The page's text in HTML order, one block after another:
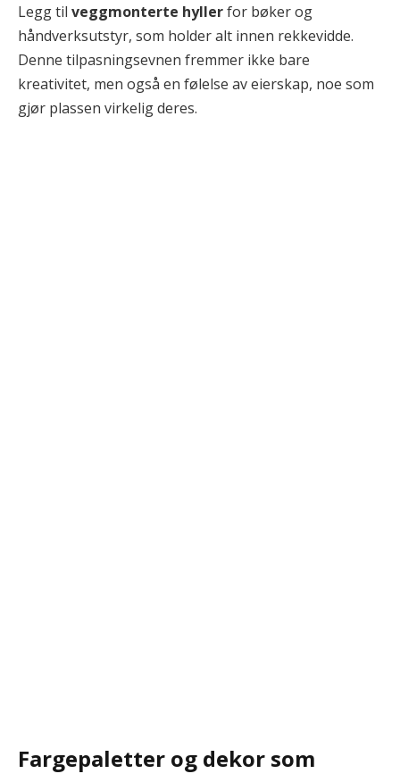
Legg til veggmonterte hyllerfor bøker og
håndverksutstyr, som holder alt innen rekkevidde.
Denne tilpasningsevnen fremmer ikke bare
kreativitet, men også en følelse av eierskap, noe som
gjør plassen virkelig deres.
Fargepaletter og dekor som